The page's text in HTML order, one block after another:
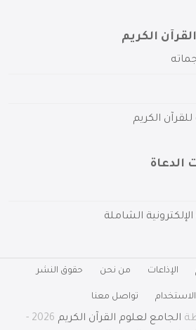
الكريم
الكريم
الدعاة
الشاملة
الإذاعات من نحن حقوق النشر
الاستخدام تواصل معنا
الجامع لعلوم القرآن الكريم
2026 -